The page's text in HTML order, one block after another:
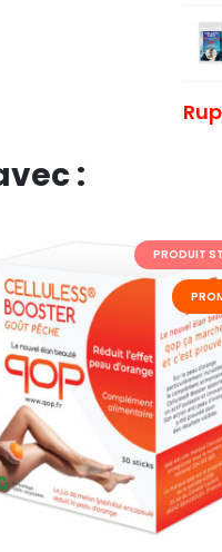
:
PRODUIT